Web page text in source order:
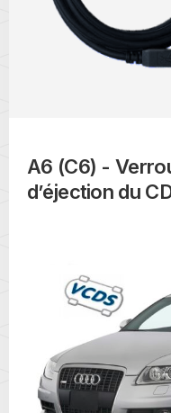
A6 (C6) -
d’éjection du